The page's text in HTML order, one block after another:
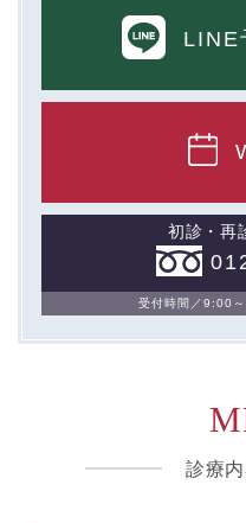
LINE
初診・再
受付時間／9:00
診療